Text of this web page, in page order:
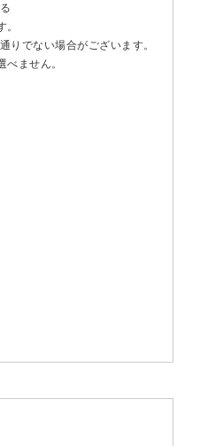
りでない場合がございます。
ません。